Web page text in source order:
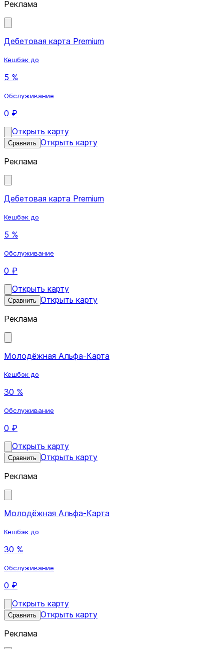
Реклама
Дебетовая карта Premium
Кешбэк до
5 %
Обслуживание
0 ₽
Открыть карту
Сравнить Открыть карту
Реклама
Дебетовая карта Premium
Кешбэк до
5 %
Обслуживание
0 ₽
Открыть карту
Сравнить Открыть карту
Реклама
Молодёжная Альфа-Карта
Кешбэк до
30 %
Обслуживание
0 ₽
Открыть карту
Сравнить Открыть карту
Реклама
Молодёжная Альфа-Карта
Кешбэк до
30 %
Обслуживание
0 ₽
Открыть карту
Сравнить Открыть карту
Реклама